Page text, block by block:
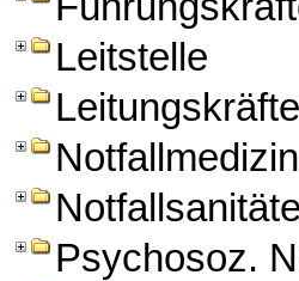
Leitstelle
Psychosoz.